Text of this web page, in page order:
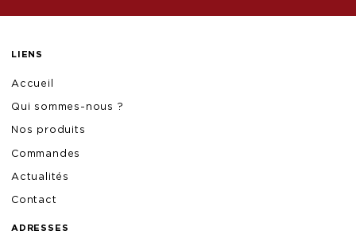
LIENS
Accueil
Qui sommes-nous ?
Nos produits
Commandes
Actualités
Contact
ADRESSES